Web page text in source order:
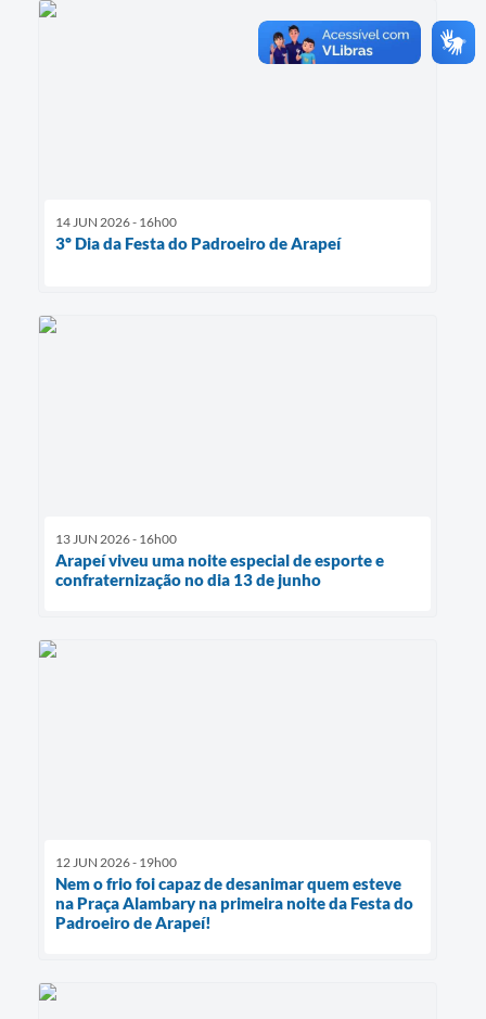
14 JUN 2026 - 16h00
3º Dia da Festa do Padroeiro de Arapeí
13 JUN 2026 - 16h00
Arapeí viveu uma noite especial de esporte e
confraternização no dia 13 de junho
12 JUN 2026 - 19h00
Nem o frio foi capaz de desanimar quem esteve
na Praça Alambary na primeira noite da Festa do
Padroeiro de Arapeí!